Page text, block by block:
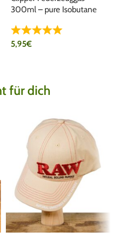
300ml – pure Isobutane
5,95€
für dich